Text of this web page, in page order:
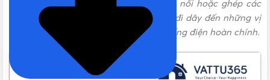
biến tại Việt Nam trong Làm nhiệm vụ nối hoặc ghép các
ống luồn dây dẫn điện lại với nhau để đi dây đến những vị
trí cần thiết. Từ đó tạo thành một hệ thống điện hoàn chỉnh.